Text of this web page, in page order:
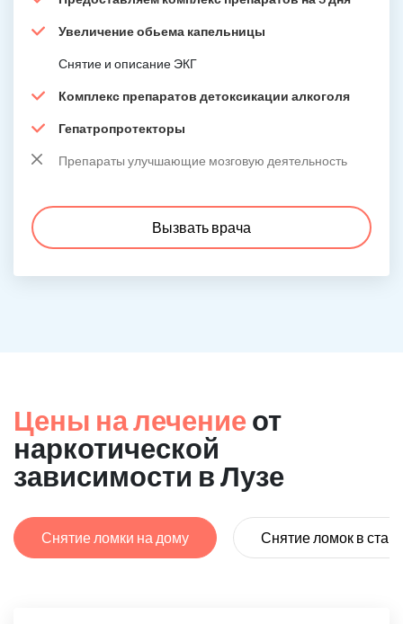
Увеличение обьема капельницы
Снятие и описание ЭКГ
Комплекс препаратов детоксикации алкоголя
Гепатропротекторы
Препараты улучшающие мозговую деятельность
Вызвать врача
Цены на лечение от
наркотической
зависимости в Лузе
Снятие ломки на дому Снятие ломок в